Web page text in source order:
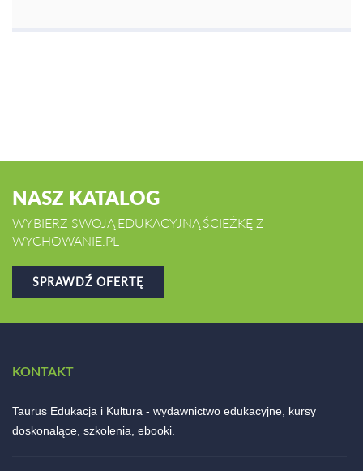
NASZ KATALOG
WYBIERZ SWOJĄ EDUKACYJNĄ ŚCIEŻKĘ Z
WYCHOWANIE.PL
SPRAWDŹ OFERTĘ
KONTAKT
Taurus Edukacja i Kultura - wydawnictwo edukacyjne, kursy
doskonalące, szkolenia, ebooki.